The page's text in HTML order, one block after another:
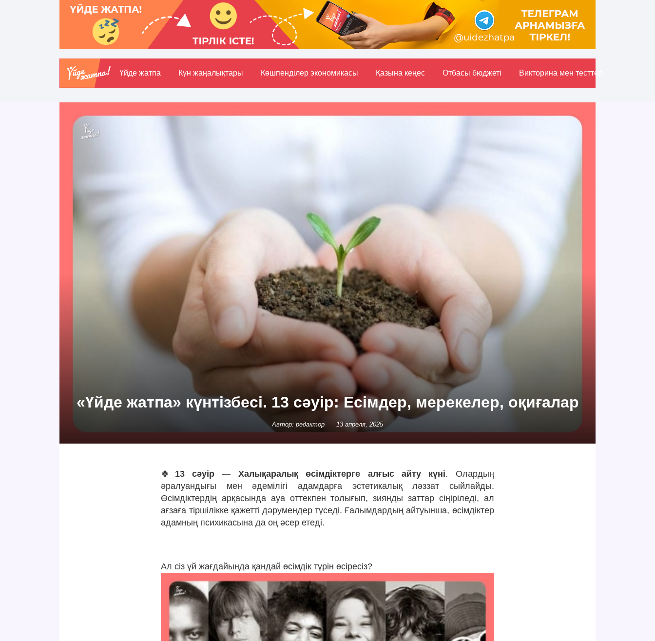
Үйде жатпа Күн жаңалықтары Көшпенділер экономикасы Қазына кеңес Отбасы бюджетi Викторина мен тесттер
«Үйде жатпа» күнтізбесі. 13 сәуір: Есімдер, мерекелер, оқиғалар
Автор: редактор 13 апреля, 2025
🍀 13 сәуір — Халықаралық өсімдіктерге алғыс айту күні. Олардың
әралуандығы мен әдемілігі адамдарға эстетикалық ләззат сыйлайды.
Өсімдіктердің арқасында ауа оттекпен толығып, зиянды заттар сіңіріледі, ал
ағзаға тіршілікке қажетті дәрумендер түседі. Ғалымдардың айтуынша, өсімдіктер
адамның психикасына да оң әсер етеді.
Ал сіз үй жағдайында қандай өсімдік түрін өсіресіз?